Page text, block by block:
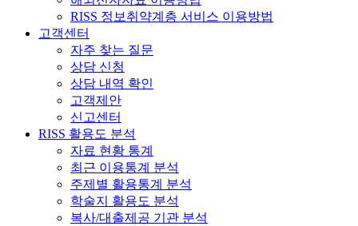
RISS 정보취약계층 서비스 이용방법
고객센터
자주 찾는 질문
상담 신청
상담 내역 확인
고객제안
신고센터
RISS 활용도 분석
자료 현황 통계
최근 이용통계 분석
주제별 활용통계 분석
학술지 활용도 분석
복사/대출제공 기관 분석